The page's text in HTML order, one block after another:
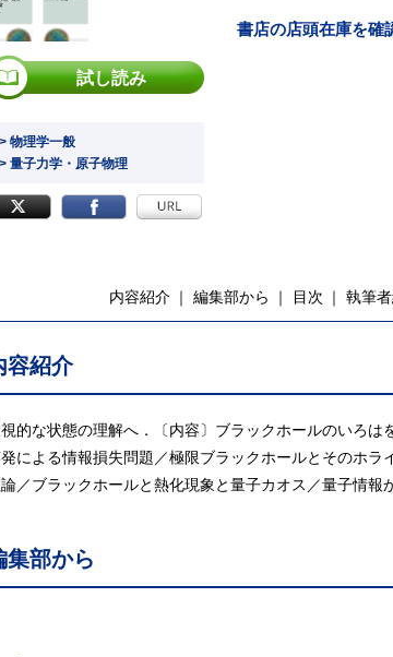
試し読み
> 物理学一般
> 量子力学・原子物理
書店の店頭在庫を確
内容紹介 編集部から 目次 執筆
容紹介
的な状態の理解へ．〔内容〕ブラックホールのいろ
による情報損失問題／極限ブラックホールとそのホ
／ブラックホールと熱化現象と量子カオス／量子情報
集部から